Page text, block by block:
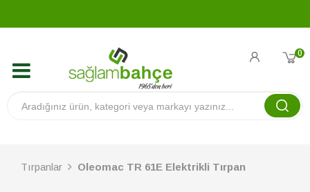
0
Tırpanlar Oleomac TR 61E Elektrikli Tırpan